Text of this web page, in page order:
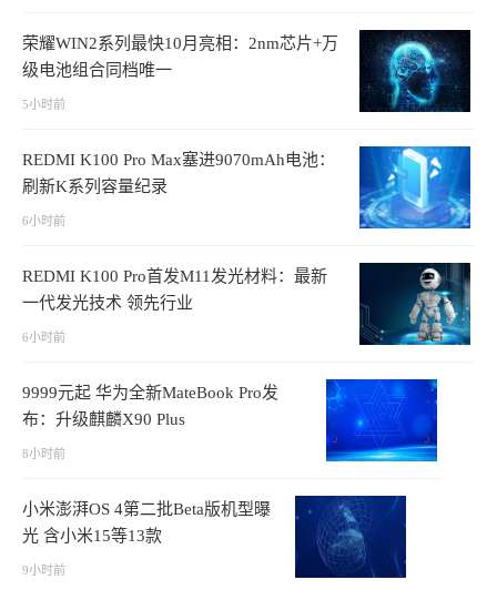
荣耀WIN2系列最快10月亮相：2nm芯片+万
级电池组合同档唯一
5小时前
REDMI K100 Pro Max塞进9070mAh电池：
刷新K系列容量纪录
6小时前
REDMI K100 Pro首发M11发光材料：最新
一代发光技术 领先行业
6小时前
9999元起 华为全新MateBook Pro发
布：升级麒麟X90 Plus
8小时前
小米澎湃OS 4第二批Beta版机型曝
光 含小米15等13款
9小时前